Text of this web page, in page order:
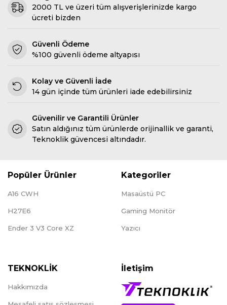
2000 TL ve üzeri tüm alışverişlerinizde kargo
ücreti bizden
Güvenli Ödeme
%100 güvenli ödeme altyapısı
Kolay ve Güvenli İade
14 gün içinde tüm ürünleri iade edebilirsiniz
Güvenilir ve Garantili Ürünler
Satın aldığınız tüm ürünlerde orijinallik ve garanti,
Teknoklik güvencesi altındadır.
Popüler Ürünler
A16 CWH
H27E6
Ender 3 V3 Core XZ
Kategoriler
Masaüstü PC
Gaming Monitör
Yazıcı
TEKNOKLİK
Hakkımızda
İletişim